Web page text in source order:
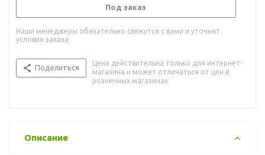
Под заказ
Наши менеджеры обязательно свяжутся с вами и уточнят
условия заказа
Поделиться
Цена действительна только для интернет-
магазина и может отличаться от цен в
розничных магазинах
Описание